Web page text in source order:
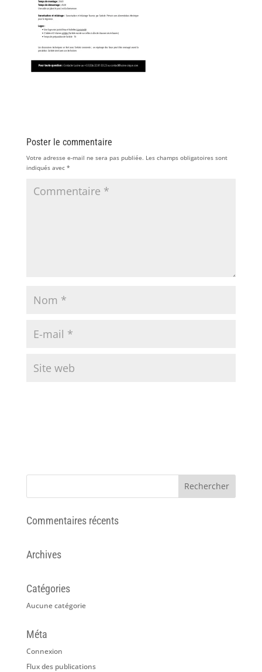
Poster le commentaire
Votre adresse e-mail ne sera pas publiée. Les champs obligatoires sont
indiqués avec *
Commentaires récents
Archives
Catégories
Aucune catégorie
Méta
Connexion
Flux des publications